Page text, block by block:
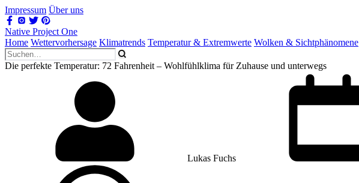
Impressum Über uns
Native Project One
Home Wettervorhersage Klimatrends Temperatur & Extremwerte Wolken & Sichtphänomene
Die perfekte Temperatur: 72 Fahrenheit – Wohlfühlklima für Zuhause und unterwegs
Lukas Fuchs